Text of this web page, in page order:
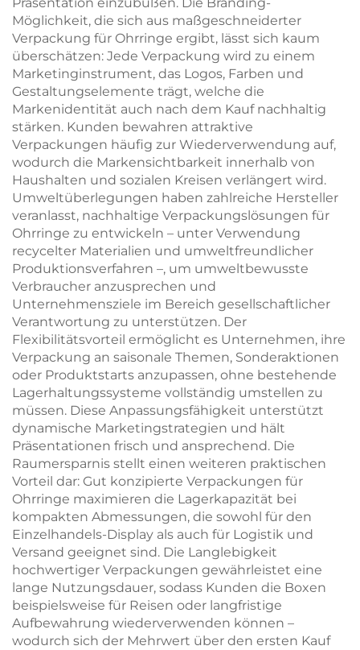
Möglichkeit, die sich aus maßgeschneiderter
Verpackung für Ohrringe ergibt, lässt sich kaum
überschätzen: Jede Verpackung wird zu einem
Marketinginstrument, das Logos, Farben und
Gestaltungselemente trägt, welche die
Markenidentität auch nach dem Kauf nachhaltig
stärken. Kunden bewahren attraktive
Verpackungen häufig zur Wiederverwendung auf,
wodurch die Markensichtbarkeit innerhalb von
Haushalten und sozialen Kreisen verlängert wird.
Umweltüberlegungen haben zahlreiche Hersteller
veranlasst, nachhaltige Verpackungslösungen für
Ohrringe zu entwickeln – unter Verwendung
recycelter Materialien und umweltfreundlicher
Produktionsverfahren –, um umweltbewusste
Verbraucher anzusprechen und
Unternehmensziele im Bereich gesellschaftlicher
Verantwortung zu unterstützen. Der
Flexibilitätsvorteil ermöglicht es Unternehmen, ihre
Verpackung an saisonale Themen, Sonderaktionen
oder Produktstarts anzupassen, ohne bestehende
Lagerhaltungssysteme vollständig umstellen zu
müssen. Diese Anpassungsfähigkeit unterstützt
dynamische Marketingstrategien und hält
Präsentationen frisch und ansprechend. Die
Raumersparnis stellt einen weiteren praktischen
Vorteil dar: Gut konzipierte Verpackungen für
Ohrringe maximieren die Lagerkapazität bei
kompakten Abmessungen, die sowohl für den
Einzelhandels-Display als auch für Logistik und
Versand geeignet sind. Die Langlebigkeit
hochwertiger Verpackungen gewährleistet eine
lange Nutzungsdauer, sodass Kunden die Boxen
beispielsweise für Reisen oder langfristige
Aufbewahrung wiederverwenden können –
wodurch sich der Mehrwert über den ersten Kauf